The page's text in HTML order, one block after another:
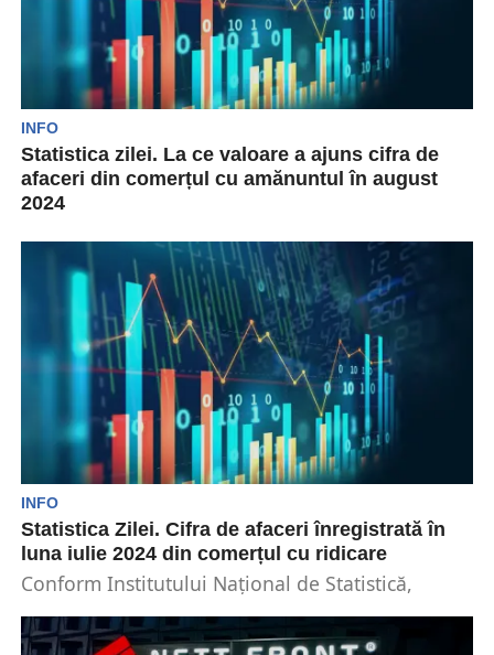
INFO
Statistica zilei. La ce valoare a ajuns cifra de
afaceri din comerțul cu amănuntul în august
2024
publice datele privind cifra de afaceri din
comerțul cu...
INFO
Statistica Zilei. Cifra de afaceri înregistrată în
luna iulie 2024 din comerțul cu ridicare
Conform Institutului Național de Statistică,
cifrei de afaceri...